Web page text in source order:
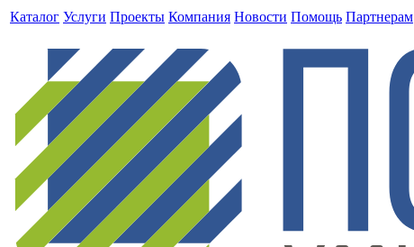
Каталог Услуги Проекты Компания Новости Помощь Партнерам